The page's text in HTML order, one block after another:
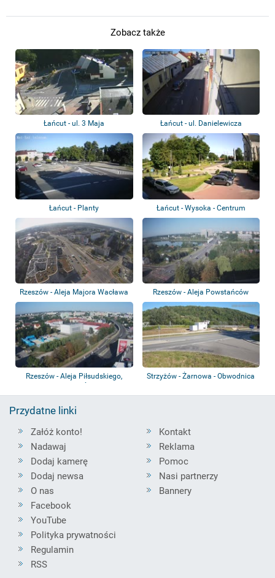
Zobacz także
Łańcut - ul. 3 Maja Łańcut - ul. Danielewicza
Łańcut - Planty
Łańcut - Wysoka - Centrum
Kultury Gminy...
Rzeszów - Aleja Majora Wacława
Kopisto
Rzeszów - Aleja Powstańców
Warszawy, Sta...
Rzeszów - Aleja Piłsudskiego,
Strzyżów - Żarnowa - Obwodnica
Przydatne linki
Załóż konto!
Nadawaj
Dodaj kamerę
Dodaj newsa
O nas
Kontakt
Reklama
Pomoc
Nasi partnerzy
Bannery
Facebook
YouTube
Polityka prywatności
Regulamin
RSS